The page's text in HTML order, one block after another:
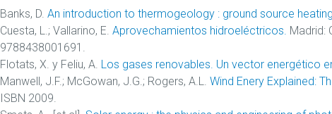
Banks, D. An introduction to thermogeology : ground source
Cuesta, L.; Vallarino, E. Aprovechamientos hidroeléctricos. Madrid:
9788438001691.
Flotats, X. y Feliu, A. Los gases renovables. Un vector energético
Manwell, J.F.; McGowan, J.G.; Rogers, A.L. Wind Enery Explained:
ISBN 2009.